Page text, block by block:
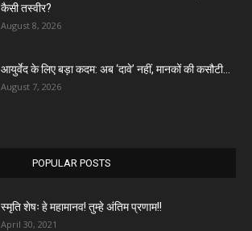
कैसी तस्वीर?
August 8, 2026
आयुर्वेद के लिए बड़ा कदम: अब ‘दावे’ नहीं, मानकों की कसौटी...
August 7, 2026
POPULAR POSTS
स्मृति शेषः हे महामानव! तुम्हे अंतिम प्रणाम!!
April 30, 2021